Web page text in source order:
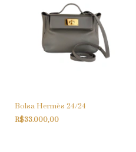
Bolsa Hermès 24/24
R$33.000,00